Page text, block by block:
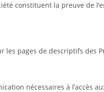
constituent la preuve de
pages de descriptifs des
nécessaires à l’accès